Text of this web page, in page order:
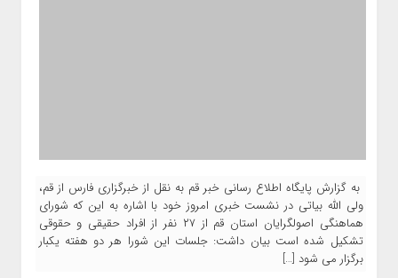
به گزارش پایگاه اطلاع رسانی خبر قم به نقل از خبرگزاری فارس از قم،
ولی الله بیاتی در نشست خبری امروز خود با اشاره به این که شورای
هماهنگی اصولگرایان استان قم از ۲۷ نفر از افراد حقیقی و حقوقی
تشکیل شده است بیان داشت: جلسات این شورا هر دو هفته یکبار
برگزار می شود […]